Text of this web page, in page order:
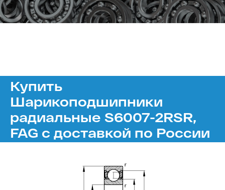
Купить
Шарикоподшипники
радиальные S6007-2RSR,
FAG с доставкой по России